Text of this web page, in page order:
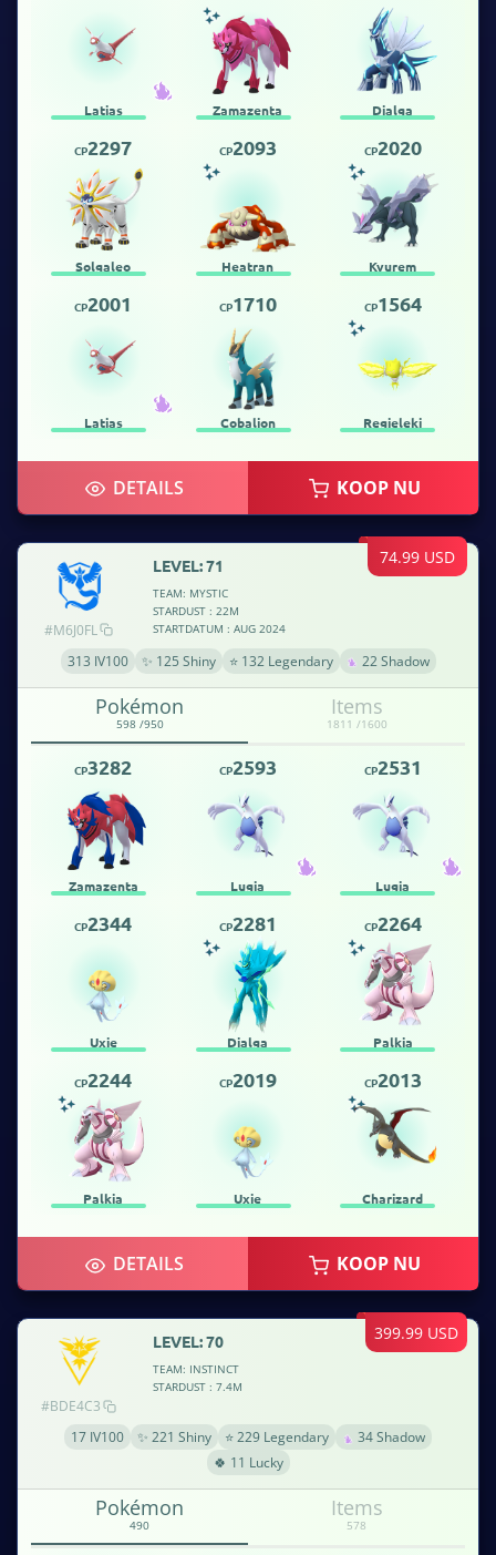
Latias Zamazenta Dialga
CP2297
Solgaleo
CP2093
Heatran
CP2020
Kyurem
CP2001
Latias
CP1710
Cobalion
CP1564
Regieleki
DETAILS KOOP NU
74.99 USD
#M6J0FL
LEVEL: 71
TEAM: MYSTIC
STARDUST : 22M
STARTDATUM : AUG 2024
313 IV100 ✨ 125 Shiny ⭐ 132 Legendary 22 Shadow
Pokémon
598 /950
Items
1811 /1600
CP3282
Zamazenta
CP2593
Lugia
CP2531
Lugia
CP2344
Uxie
CP2281
Dialga
CP2264
Palkia
CP2244
Palkia
CP2019
Uxie
CP2013
Charizard
DETAILS KOOP NU
399.99 USD
#BDE4C3
LEVEL: 70
TEAM: INSTINCT
STARDUST : 7.4M
17 IV100 ✨ 221 Shiny ⭐ 229 Legendary
34 Shadow
🍀 11 Lucky
Pokémon
490
Items
578